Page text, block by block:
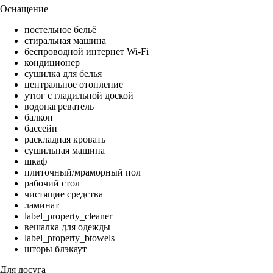
Оснащение
постельное бельё
стиральная машина
беспроводной интернет Wi-Fi
кондиционер
сушилка для белья
центральное отопление
утюг с гладильной доской
водонагреватель
балкон
бассейн
раскладная кровать
сушильная машина
шкаф
плиточный/мраморный пол
рабочий стол
чистящие средства
ламинат
label_property_cleaner
вешалка для одежды
label_property_btowels
шторы блэкаут
Для досуга